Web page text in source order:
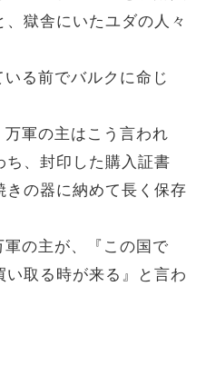
獄舎にいたユダの人々
る前でバルクに命じ
軍の主はこう言われ
ち、封印した購入証書
きの器に納めて長く保存
の主が、『この国で
取る時が来る』と言わ